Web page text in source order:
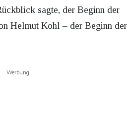
sagte, der Beginn der
Helmut Kohl – der Beginn der
Werbung